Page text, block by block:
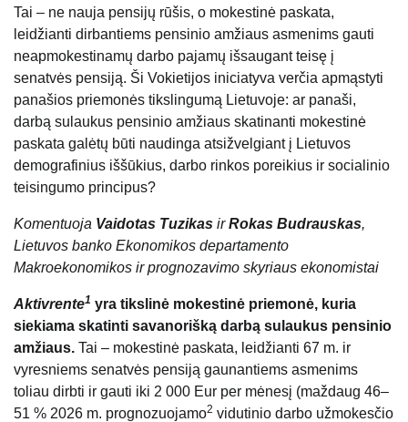
Tai – ne nauja pensijų rūšis, o mokestinė paskata,
leidžianti dirbantiems pensinio amžiaus asmenims gauti
neapmokestinamų darbo pajamų išsaugant teisę į
senatvės pensiją. Ši Vokietijos iniciatyva verčia apmąstyti
panašios priemonės tikslingumą Lietuvoje: ar panaši,
darbą sulaukus pensinio amžiaus skatinanti mokestinė
paskata galėtų būti naudinga atsižvelgiant į Lietuvos
demografinius iššūkius, darbo rinkos poreikius ir socialinio
teisingumo principus?
Komentuoja Vaidotas Tuzikas irRokas Budrauskas,
Lietuvos banko Ekonomikos departamento
Makroekonomikos ir prognozavimo skyriaus ekonomistai
Aktivrente1 yra tikslinė mokestinė priemonė, kuria
siekiama skatinti savanorišką darbą sulaukus pensinio
amžiaus. Tai – mokestinė paskata, leidžianti 67 m. ir
vyresniems senatvės pensiją gaunantiems asmenims
toliau dirbti ir gauti iki 2 000 Eur per mėnesį (maždaug 46–
51 % 2026 m. prognozuojamo2 vidutinio darbo užmokesčio